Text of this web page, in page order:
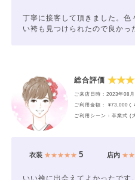
丁寧に接客して頂きました。色
い袴も見つけられたので良かっ
総合評価
ご来店日時：2023年08
ご利用金額： ¥73,000く
ご利用シーン：卒業式 (
衣装★★★★★ 5 店内
いい袴に出会えてよかったです。